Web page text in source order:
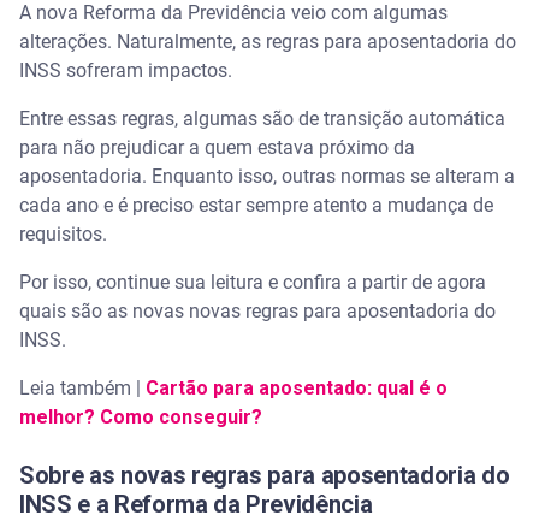
A nova Reforma da Previdência veio com algumas
alterações. Naturalmente, as regras para aposentadoria do
INSS sofreram impactos.
Entre essas regras, algumas são de transição automática
para não prejudicar a quem estava próximo da
aposentadoria. Enquanto isso, outras normas se alteram a
cada ano e é preciso estar sempre atento a mudança de
requisitos.
Por isso, continue sua leitura e confira a partir de agora
quais são as novas novas regras para aposentadoria do
INSS.
Leia também | Cartão para aposentado: qual é o
melhor? Como conseguir?
Sobre as novas regras para aposentadoria do
INSS e a Reforma da Previdência